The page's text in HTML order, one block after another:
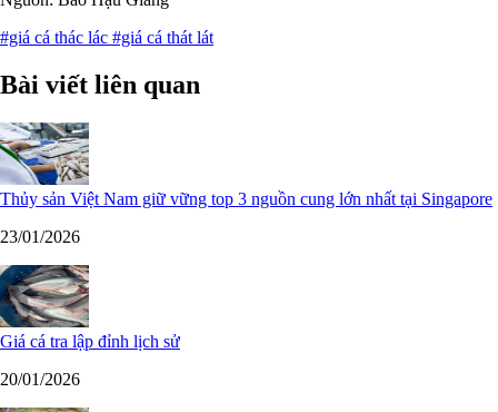
#giá cá thác lác #giá cá thát lát
Bài viết liên quan
Thủy sản Việt Nam giữ vững top 3 nguồn cung lớn nhất tại Singapore
23/01/2026
Giá cá tra lập đỉnh lịch sử
20/01/2026